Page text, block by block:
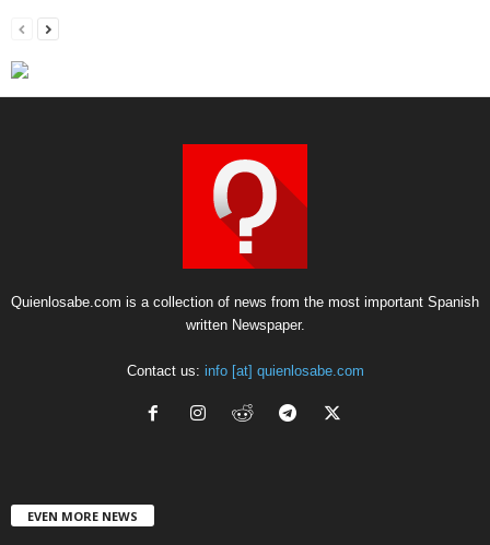
Quienlosabe.com is a collection of news from the most important Spanish
written Newspaper.
Contact us: info [at] quienlosabe.com
EVEN MORE NEWS